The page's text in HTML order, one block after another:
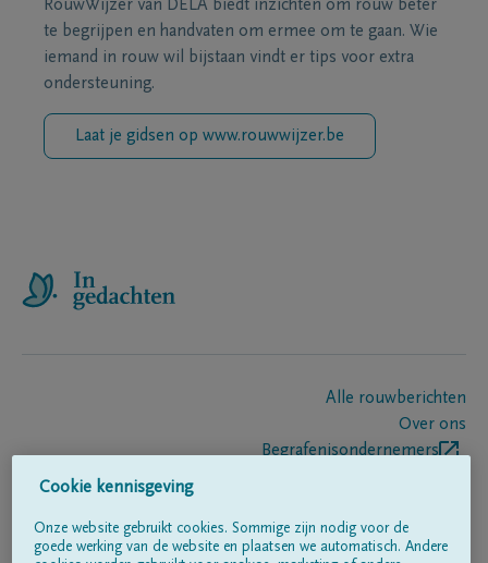
RouwWijzer van DELA biedt inzichten om rouw beter
te begrijpen en handvaten om ermee om te gaan. Wie
iemand in rouw wil bijstaan vindt er tips voor extra
ondersteuning.
Laat je gidsen op www.rouwwijzer.be
Alle rouwberichten
Over ons
Begrafenisondernemers
Volg ons op
Cookie kennisgeving
Onze website gebruikt cookies. Sommige zijn nodig voor de
goede werking van de website en plaatsen we automatisch. Andere